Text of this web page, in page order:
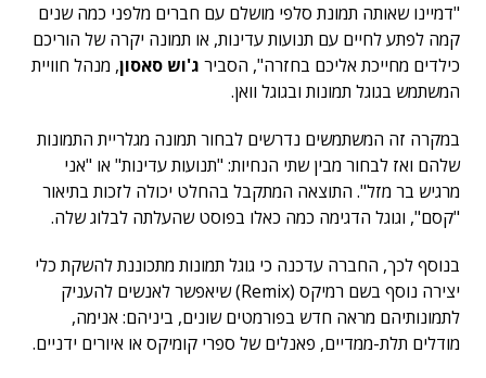
"דמיינו שאותה תמונת סלפי מושלם עם חברים מלפני כמה שנים
קמה לפתע לחיים עם תנועות עדינות, או תמונה יקרה של הוריכם
כילדים מחייכת אליכם בחזרה", הסביר ג'וש סאסון, מנהל חוויית
המשתמש בגוגל תמונות ובגוגל וואן.
במקרה זה המשתמשים נדרשים לבחור תמונה מגלריית התמונות
שלהם ואז לבחור מבין שתי הנחיות: "תנועות עדינות" או "אני
מרגיש בר מזל". התוצאה המתקבל בהחלט יכולה לזכות בתיאור
"קסם", וגוגל הדגימה כמה כאלו בפוסט שהעלתה לבלוג שלה.
בנוסף לכך, החברה עדכנה כי גוגל תמונות מתכוננת להשקת כלי
יצירה נוסף בשם רמיקס (Remix) שיאפשר לאנשים להעניק
לתמונותיהם מראה חדש בפורמטים שונים, ביניהם: אנימה,
מודלים תלת-ממדיים, פאנלים של ספרי קומיקס או איורים ידניים.